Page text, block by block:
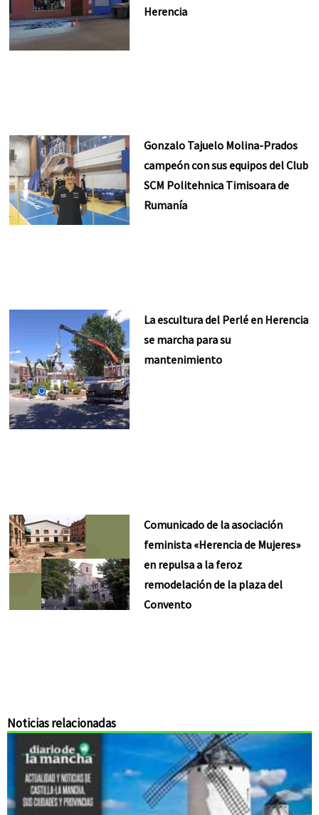
Herencia
Gonzalo Tajuelo Molina-Prados
campeón con sus equipos del Club
SCM Politehnica Timisoara de
Rumanía
La escultura del Perlé en Herencia
se marcha para su
mantenimiento
Comunicado de la asociación
feminista «Herencia de Mujeres»
en repulsa a la feroz
remodelación de la plaza del
Convento
Noticias relacionadas